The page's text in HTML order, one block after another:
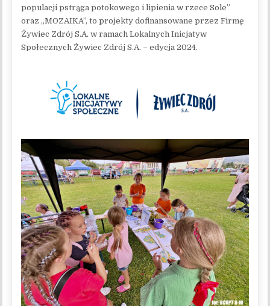
populacji pstrąga potokowego i lipienia w rzece Sole”
oraz „MOZAIKA”, to projekty dofinansowane przez Firmę
Żywiec Zdrój S.A. w ramach Lokalnych Inicjatyw
Społecznych Żywiec Zdrój S.A. – edycja 2024.